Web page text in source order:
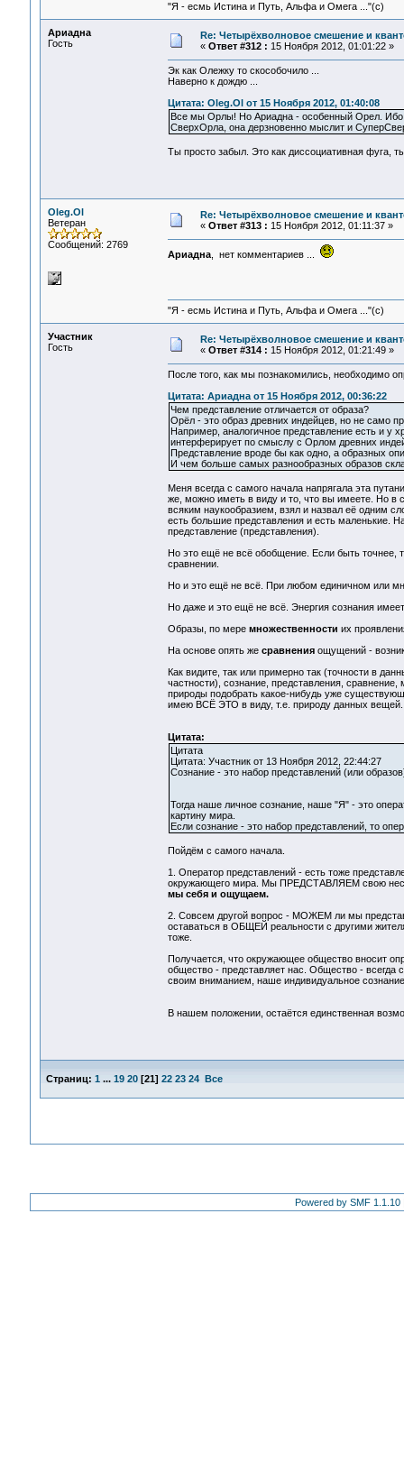
"Я - есмь Истина и Путь, Альфа и Омега ..."(с)
Ариадна
Гость
Re: Четырёхволновое смешение и
« Ответ #312 : 15 Ноября 2012, 01:01:22 »
Эк как Олежку то скособочило ...
Наверно к дождю ...
Цитата: Oleg.Ol от 15 Ноября 2012, 01:40:08
Все мы Орлы! Но Ариадна - особенный Орел. Ибо
СверхОрла, она дерзновенно мыслит и
Ты просто забыл. Это как диссоциативная фуга,
Oleg.Ol
Ветеран
Сообщений: 2769
Re: Четырёхволновое смешение и
« Ответ #313 : 15 Ноября 2012, 01:11:37 »
Ариадна, нет комментариев ...
"Я - есмь Истина и Путь, Альфа и Омега ..."(с)
Участник
Гость
Re: Четырёхволновое смешение и
« Ответ #314 : 15 Ноября 2012, 01:21:49 »
После того, как мы познакомились, необходимо
Цитата: Ариадна от 15 Ноября 2012, 00:36:22
Чем представление отличается от образа?
Орёл - это образ древних индейцев, но не само
Например, аналогичное представление есть и у
интерферирует по смыслу с Орлом древних
Представление вроде бы как одно, а образных
И чем больше самых разнообразных образов
Меня всегда с самого начала напрягала эта
же, можно иметь в виду и то, что вы имеете. Но в
всяким наукообразием, взял и назвал её одним
есть большие представления и есть маленькие.
представление (представления).
Но это ещё не всё обобщение. Если быть точнее,
сравнении.
Но и это ещё не всё. При любом единичном
Но даже и это ещё не всё. Энергия сознания
Образы, по мере множественности их
На основе опять же сравненияощущений -
Как видите, так или примерно так (точности в
частности), сознание, представления,
природы подобрать какое-нибудь уже
имею ВСЁ ЭТО в виду, т.е. природу данных вещей.
Цитата:
Цитата
Цитата: Участник от 13 Ноября 2012, 22:44:27
Сознание - это набор представлений (или
Тогда наше личное сознание, наше "Я" - это
картину мира.
Если сознание - это набор представлений, то
Пойдём с самого начала.
1. Оператор представлений - есть тоже
окружающего мира. Мы ПРЕДСТАВЛЯЕМ свою
мы себя и ощущаем.
2. Совсем другой вопрос - МОЖЕМ ли мы
оставаться в ОБЩЕЙ реальности с другими
тоже.
Получается, что окружающее общество вносит
общество - представляет нас. Общество - всегда
своим вниманием, наше индивидуальное
В нашем положении, остаётся единственная
Страниц: 1 ... 19 20[21] 22 23 24 Все
Powered by SMF 1.1.10